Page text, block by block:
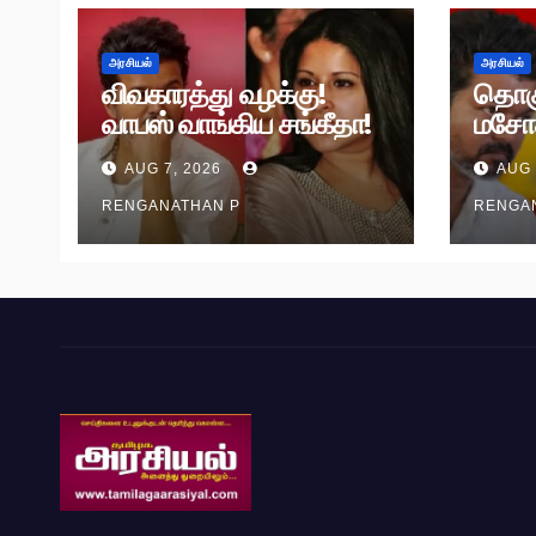
அரசியல்
விவகாரத்து வழக்கு!
வாபஸ் வாங்கிய சங்கீதா!
வழக்கு முடித்து வைப்பு!
AUG 7, 2026
RENGANATHAN P
அரசியல்
AUG